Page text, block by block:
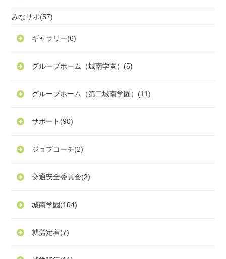
みなサポ(57)
ギャラリー(6)
グループホーム（城南学園） (5)
グループホーム（第二城南学園） (11)
サポート (90)
ジョブコーチ(2)
交通安全委員会(2)
城南学園(104)
就労定着(7)